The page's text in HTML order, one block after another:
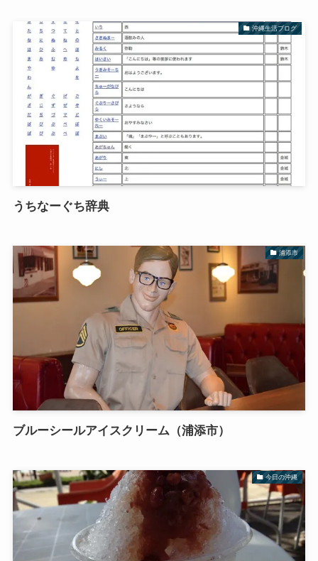
沖縄生活ブログ
うちなーぐち辞典
浦添市
ブルーシールアイスクリーム（浦添市）
今日の沖縄